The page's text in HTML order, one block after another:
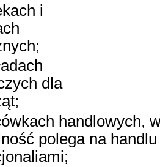
i
dla
handlowych,
polega na